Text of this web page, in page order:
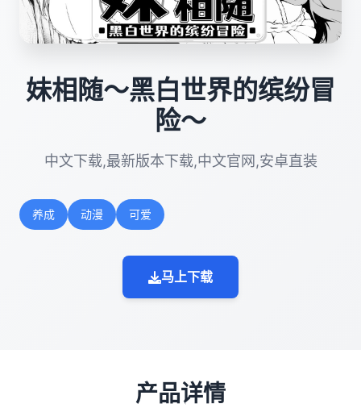
妹相随～黑白世界的缤纷冒
险～
中文下载,最新版本下载,中文官网,安卓直装
养成 动漫 可爱
马上下载
产品详情